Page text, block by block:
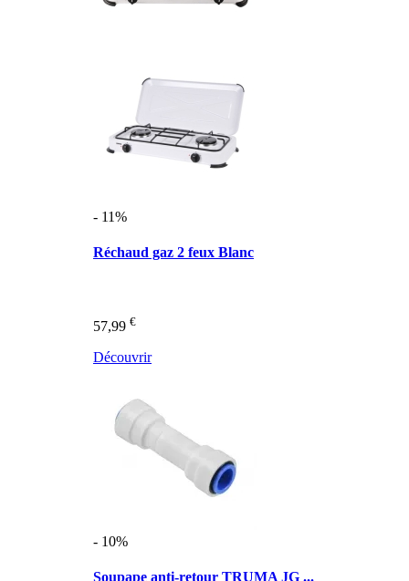
- 11%
Réchaud gaz 2 feux Blanc
57,99 €
Découvrir
- 10%
Soupape anti-retour TRUMA JG ...